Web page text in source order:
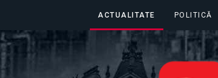
ACTUALITATE POLITICĂ